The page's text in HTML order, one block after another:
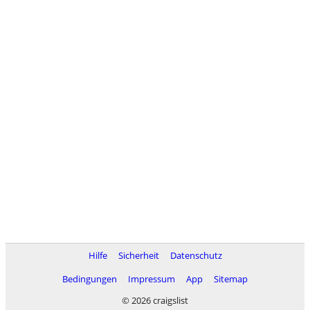
Hilfe Sicherheit
Datenschutz
Bedingungen
Impressum App
Sitemap
© 2026 craigslist